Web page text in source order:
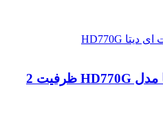
هارد اکسترنال ای دیتا مدل HD770G ظرفیت 2